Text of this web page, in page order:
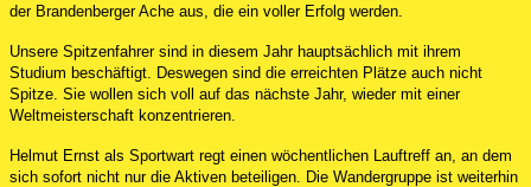
der Brandenberger Ache aus, die ein voller Erfolg werden.
Unsere Spitzenfahrer sind in diesem Jahr hauptsächlich mit ihrem
Studium beschäftigt. Deswegen sind die erreichten Plätze auch nicht
Spitze. Sie wollen sich voll auf das nächste Jahr, wieder mit einer
Weltmeisterschaft konzentrieren.
Helmut Ernst als Sportwart regt einen wöchentlichen Lauftreff an, an dem
sich sofort nicht nur die Aktiven beteiligen. Die Wandergruppe ist weiterhin